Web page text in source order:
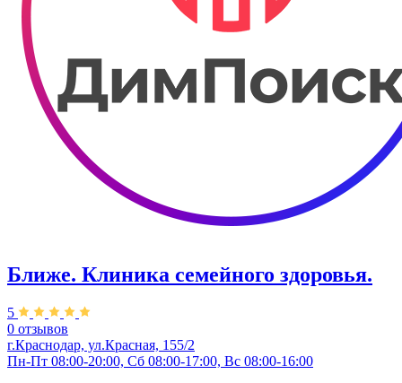
Ближе. Клиника семейного здоровья.
5
0 отзывов
г.Краснодар, ул.Красная, 155/2
Пн-Пт 08:00-20:00, Сб 08:00-17:00, Вс 08:00-16:00